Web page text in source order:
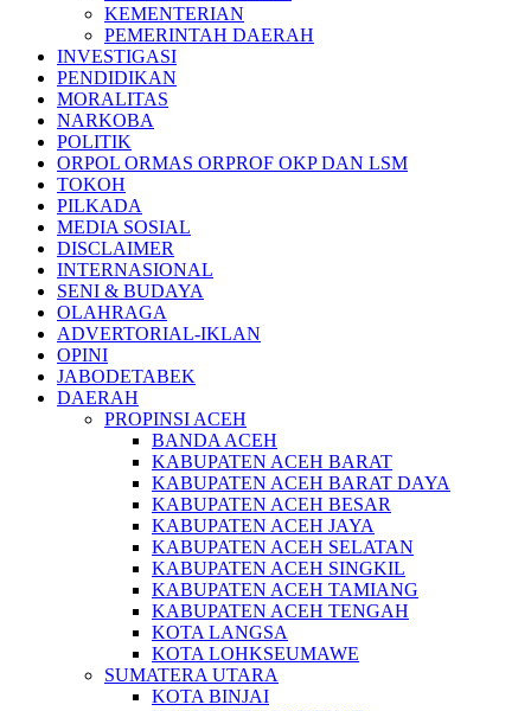
KEMENTERIAN
PEMERINTAH DAERAH
INVESTIGASI
PENDIDIKAN
MORALITAS
NARKOBA
POLITIK
ORPOL ORMAS ORPROF OKP DAN LSM
TOKOH
PILKADA
MEDIA SOSIAL
DISCLAIMER
INTERNASIONAL
SENI & BUDAYA
OLAHRAGA
ADVERTORIAL-IKLAN
OPINI
JABODETABEK
DAERAH
PROPINSI ACEH
BANDA ACEH
KABUPATEN ACEH BARAT
KABUPATEN ACEH BARAT DAYA
KABUPATEN ACEH BESAR
KABUPATEN ACEH JAYA
KABUPATEN ACEH SELATAN
KABUPATEN ACEH SINGKIL
KABUPATEN ACEH TAMIANG
KABUPATEN ACEH TENGAH
KOTA LANGSA
KOTA LOHKSEUMAWE
SUMATERA UTARA
KOTA BINJAI